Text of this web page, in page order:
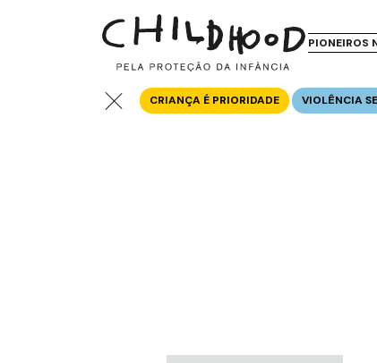
PIONEIROS
CRIANÇA É PRIORIDADE VIOLÊNCIA